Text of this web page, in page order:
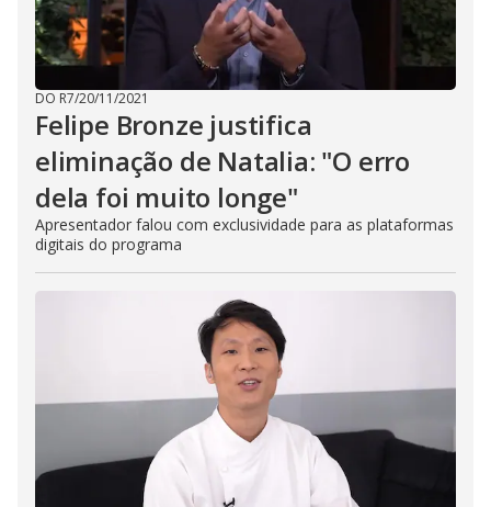
DO R7/20/11/2021
Felipe Bronze justifica
eliminação de Natalia: "O erro
dela foi muito longe"
Apresentador falou com exclusividade para as plataformas
digitais do programa